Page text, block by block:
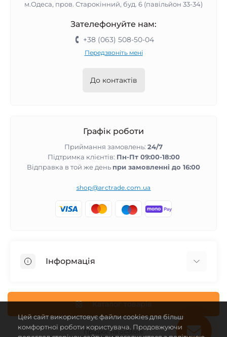
м.Одеса, пров. Старокінний, буд. 6 (павільйон 33-34)
Зателефонуйте нам:
+38 (063) 508-50-04
Передзвоніть мені
До контактів
Графік роботи
Приймання замовлень: 24/7
Підтримка клієнтів: Пн-Пт 09:00-18:00
Відправка в той же день при замовленні до 16:00
shop@arctrade.com.ua
Інформація
Співпраця з нами
Про магазин
Доставка і оплата
Каталог товарів
Працює наocStore
Цей сайт використовує файли cookies для більш
комфортної роботи користувача. Продовжуючи